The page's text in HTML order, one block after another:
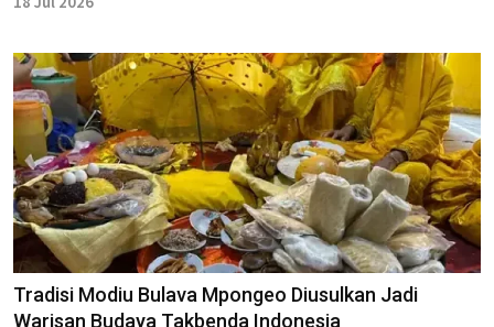
Tradisi Modiu Bulava Mpongeo Diusulkan Jadi
Warisan Budaya Takbenda Indonesia